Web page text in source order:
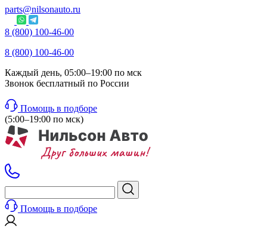
parts@nilsonauto.ru
8 (800) 100-46-00
8 (800) 100-46-00
Каждый день, 05:00–19:00 по мск
Звонок бесплатный по России
Помощь в подборе
(5:00–19:00 по мск)
Помощь в подборе